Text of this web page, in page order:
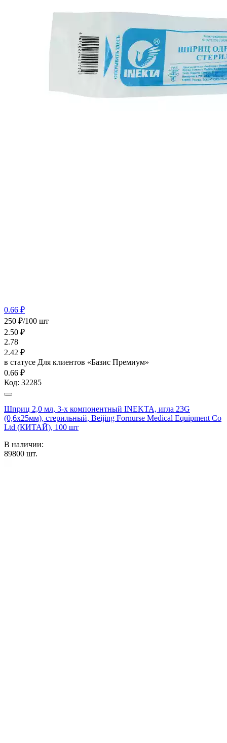
0.66 ₽
250 ₽/100 шт
2.50 ₽
2.78
2.42 ₽
в статусе Для клиентов «Базис Премиум»
0.66 ₽
Код: 32285
Шприц 2,0 мл, 3-х компонентный INEKTA, игла 23G
(0,6х25мм), стерильный, Beijing Fornurse Medical Equipment Co
Ltd (КИТАЙ), 100 шт
В наличии:
89800 шт.